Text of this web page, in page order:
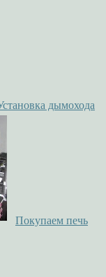
дымохода
Покупаем печь